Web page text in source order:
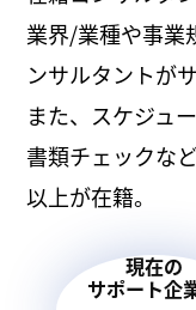
業界/業種や事業
ンサルタントが
また、スケジュ
書類チェックな
以上が在籍。
現在の
サポート企